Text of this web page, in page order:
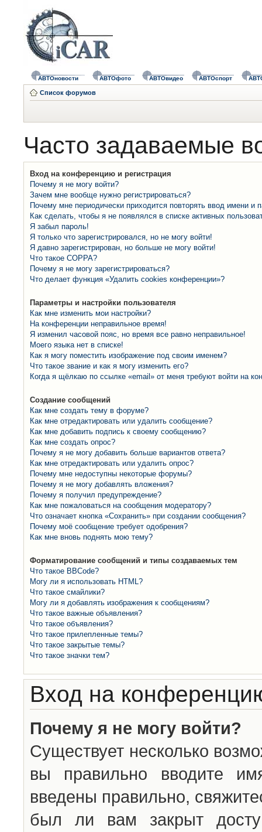
АВТОновости АВТОфото АВТОвидео АВТОспорт
Список форумов
Часто задаваемые
Вход на конференцию и регистрация
Почему я не могу войти?
Зачем мне вообще нужно регистрироваться?
Почему мне периодически приходится повторять ввод имени и
Как сделать, чтобы я не появлялся в списке активных
Я забыл пароль!
Я только что зарегистрировался, но не могу войти!
Я давно зарегистрирован, но больше не могу войти!
Что такое COPPA?
Почему я не могу зарегистрироваться?
Что делает функция «Удалить cookies конференции»?
Параметры и настройки пользователя
Как мне изменить мои настройки?
На конференции неправильное время!
Я изменил часовой пояс, но время все равно неправильное!
Моего языка нет в списке!
Как я могу поместить изображение под своим именем?
Что такое звание и как я могу изменить его?
Когда я щёлкаю по ссылке «email» от меня требуют войти на
Создание сообщений
Как мне создать тему в форуме?
Как мне отредактировать или удалить сообщение?
Как мне добавить подпись к своему сообщению?
Как мне создать опрос?
Почему я не могу добавить больше вариантов ответа?
Как мне отредактировать или удалить опрос?
Почему мне недоступны некоторые форумы?
Почему я не могу добавлять вложения?
Почему я получил предупреждение?
Как мне пожаловаться на сообщения модератору?
Что означает кнопка «Сохранить» при создании сообщения?
Почему моё сообщение требует одобрения?
Как мне вновь поднять мою тему?
Форматирование сообщений и типы создаваемых тем
Что такое BBCode?
Могу ли я использовать HTML?
Что такое смайлики?
Могу ли я добавлять изображения к сообщениям?
Что такое важные объявления?
Что такое объявления?
Что такое прилепленные темы?
Что такое закрытые темы?
Что такое значки тем?
Вход на
Почему я не могу войти?
Существует несколько
вы правильно вводите
введены правильно,
был ли вам закрыт